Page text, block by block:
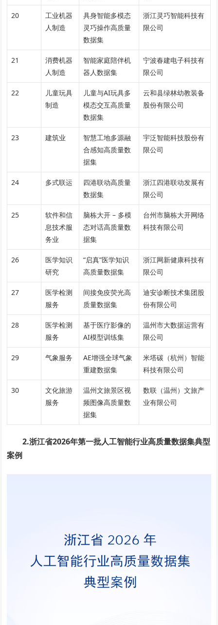
20
工业机器
人制造
具身智能多模态
灵巧操作高质量
数据集
浙江灵巧智能科技有
限公司
21
消费机器
人制造
智能家庭陪伴机
器人数据集
宁波春建电子科技有
限公司
22
儿童玩具
制造
儿童与AI玩具多
模态交互高质量
数据集
云和县绿林幼教装备
股份有限公司
23 建筑业
智慧工地多源融
合感知高质量数
据集
宇泛智能科技股份有
限公司
24 多式联运
四港联动高质量
数据集
浙江四港联动发展有
限公司
25
软件和信
息技术服
务业
脑栋大开 – 多模
态对话高质量数
据集
台州市脑栋大开网络
科技有限公司
26
医学知识
研究
“启真”医学知识
高质量数据集
浙江网新健康科技有
限公司
27
医学检测
服务
间接免疫荧光高
质量数据集
迪安诊断技术集团股
份有限公司
28
医学检测
服务
基于医疗影像的
AI模型训练集
温州市大数据运营有
限公司
29 气象服务
AE增强全球气象
重建数据集
米塔碳（杭州）智能
科技有限公司
30
文化旅游
服务
温州文旅景区视
频图像高质量数
据集
数联（温州）文旅产
业有限公司
2.浙江省2026年第一批人工智能行业高质量数据集典型
案例